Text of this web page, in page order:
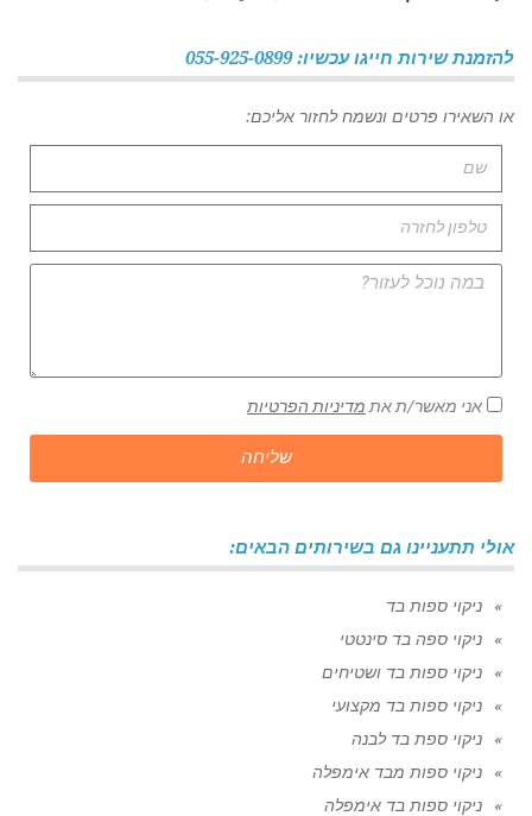
להזמנת שירות חייגו עכשיו: 055-925-0899
או השאירו פרטים ונשמח לחזור אליכם:
אני מאשר/ת את מדיניות הפרטיות
שליחה
אולי תתעניינו גם בשירותים הבאים:
ניקוי ספות בד
ניקוי ספה בד סינטטי
ניקוי ספות בד ושטיחים
ניקוי ספות בד מקצועי
ניקוי ספת בד לבנה
ניקוי ספות מבד אימפלה
ניקוי ספות בד אימפלה